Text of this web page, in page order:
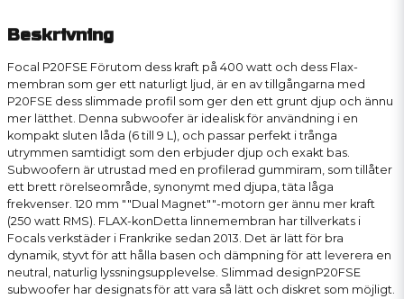
Beskrivning
Focal P20FSE Förutom dess kraft på 400 watt och dess Flax-
membran som ger ett naturligt ljud, är en av tillgångarna med
P20FSE dess slimmade profil som ger den ett grunt djup och ännu
mer lätthet. Denna subwoofer är idealisk för användning i en
kompakt sluten låda (6 till 9 L), och passar perfekt i trånga
utrymmen samtidigt som den erbjuder djup och exakt bas.
Subwoofern är utrustad med en profilerad gummiram, som tillåter
ett brett rörelseområde, synonymt med djupa, täta låga
frekvenser. 120 mm ""Dual Magnet""-motorn ger ännu mer kraft
(250 watt RMS). FLAX-konDetta linnemembran har tillverkats i
Focals verkstäder i Frankrike sedan 2013. Det är lätt för bra
dynamik, styvt för att hålla basen och dämpning för att leverera en
neutral, naturlig lyssningsupplevelse. Slimmad designP20FSE
subwoofer har designats för att vara så lätt och diskret som möjligt.